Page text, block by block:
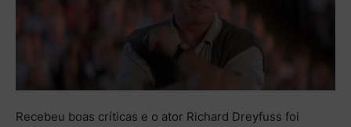
Recebeu boas críticas e o ator Richard Dreyfuss foi